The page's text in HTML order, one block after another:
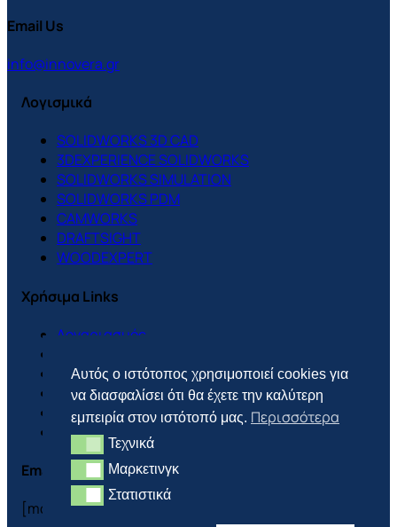
Email Us
info@innovera.gr
Λογισμικά
SOLIDWORKS 3D CAD
3DEXPERIENCE SOLIDWORKS
SOLIDWORKS SIMULATION
SOLIDWORKS PDM
CAMWORKS
DRAFTSIGHT
WOODEXPERT
Χρήσιμα Links
Λογαριασμός
Πολιτική Cookies
Πολιτική Απορρήτου
Πολιτική Επιστροφών
Τρόποι Πληρωμής & Αποστολής
Email
[mc4wp_form id=”3702″]
Αυτός ο ιστότοπος χρησιμοποιεί cookies για
να διασφαλίσει ότι θα έχετε την καλύτερη
εμπειρία στον ιστότοπό μας. Περισσότερα
ΤεχνικάΤεχνικά
ΜαρκετινγκΜαρκετινγκ
ΣτατιστικάΣτατιστικά